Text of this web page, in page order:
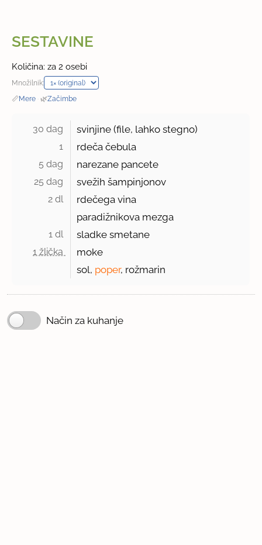
SESTAVINE
Količina: za 2 osebi
Množilnik:
📏Mere · 🌿Začimbe
30 dag svinjine (file, lahko stegno)
1 rdeča čebula
5 dag narezane pancete
25 dag svežih šampinjonov
2 dl
rdečega vina
paradižnikova mezga
1 dl sladke smetane
1 žlička
moke
sol, poper, rožmarin
Način za kuhanje